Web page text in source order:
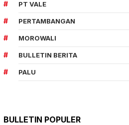
PT VALE
PERTAMBANGAN
MOROWALI
BULLETIN BERITA
PALU
BULLETIN POPULER